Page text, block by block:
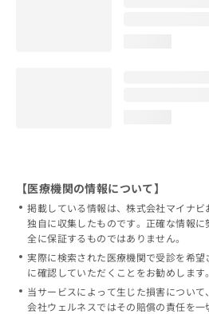
【医療機関の情報について】
掲載している情報は、株式会社マイナ
独自に収集したものです。正確な情報
全に保証するものではありません。
実際に検索された医療機関で受診を希
に確認していただくことをお勧めします。
当サービスによって生じた損害につい
会社ウェルネスではその賠償の責任を一